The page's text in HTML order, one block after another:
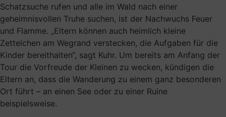
Schatzsuche rufen und alle im Wald nach einer
geheimnisvollen Truhe suchen, ist der Nachwuchs Feuer
und Flamme. „Eltern können auch heimlich kleine
Zettelchen am Wegrand verstecken, die Aufgaben für die
Kinder bereithalten“, sagt Kuhr. Um bereits am Anfang der
Tour die Vorfreude der Kleinen zu wecken, kündigen die
Eltern an, dass die Wanderung zu einem ganz besonderen
Ort führt – an einen See oder zu einer Ruine
beispielsweise.